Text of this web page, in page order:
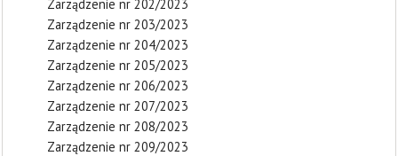
Zarządzenie nr 202/2023
Zarządzenie nr 203/2023
Zarządzenie nr 204/2023
Zarządzenie nr 205/2023
Zarządzenie nr 206/2023
Zarządzenie nr 207/2023
Zarządzenie nr 208/2023
Zarządzenie nr 209/2023